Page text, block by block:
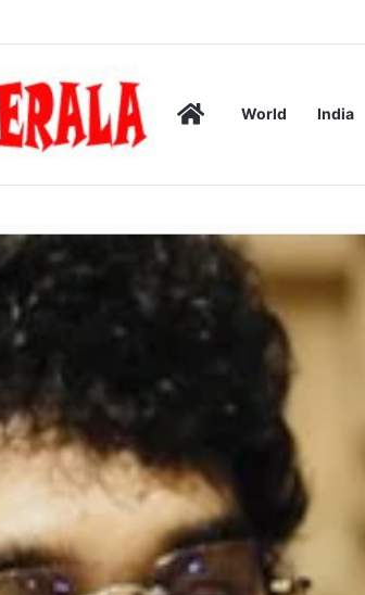
മരണം രണ്ടായി, 20 ലേറെ പേർക്ക് പരിക്ക്
HomeWorld India